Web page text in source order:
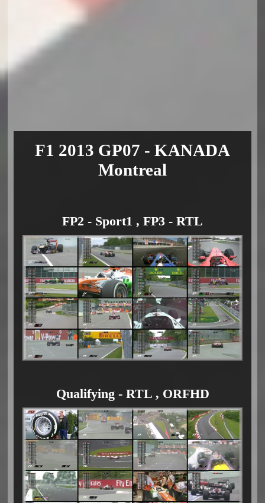
F1 2013 GP07 - KANADA
Montreal
FP2 - Sport1 , FP3 - RTL
Qualifying - RTL , ORFHD